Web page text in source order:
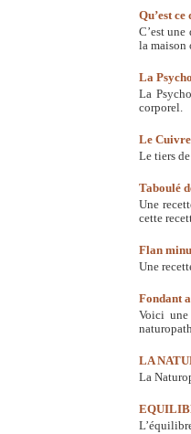
Qu’est ce
C’est
la maison
La
La
corporel.
Le Cuivre
Le tiers
Taboulé
Une
cette
Flan
Une
Fondant
Voici une
LA
La